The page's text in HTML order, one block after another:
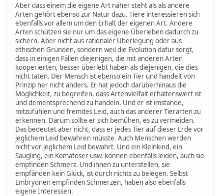
Aber dass einem die eigene Art näher steht als als andere
Arten gehört ebenso zur Natur dazu. Tiere interessieren sich
ebenfalls vor allem um den Erhalt der eigenen Art. Andere
Arten schützen sie nur um das eigene Überleben dadurch zu
sichern. Aber nicht aus rationaler Überlegung oder aus
ethischen Gründen, sondern weil die Evolution dafür sorgt,
dass in einigen Fällen diejenigen, die mit anderen Arten
kooperierten, besser überlebt haben als diejenigen, die dies
nicht taten. Der Mensch ist ebenso ein Tier und handelt von
Prinzip her nicht anders. Er hat jedoch darüberhinaus die
Möglichkeit, zu begreifen, dass Artenvielfalt erhaltenswert ist
und dementsprechend zu handeln. Und er ist imstande,
mitzufühlen und fremdes Leid, auch das anderer Tierarten zu
erkennen. Darum sollte er sich bemühen, es zu vermeiden.
Das bedeutet aber nicht, dass er jedes Tier auf dieser Erde vor
jeglichem Leid bewahren müsste. Auch Menschen werden
nicht vor jeglichem Leid bewahrt. Und ein Kleinkind, ein
Säugling, ein Komatöser usw. können ebenfalls leiden, auch sie
empfinden Schmerz. Und ihnen zu unterstellen, sie
empfänden kein Glück, ist durch nichts zu belegen. Selbst
Embryonen empfinden Schmerzen, haben also ebenfalls
eigene Interessen.